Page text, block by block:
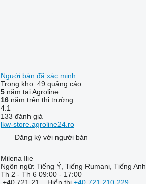
Người bán đã xác minh
Trong kho: 49 quảng cáo
5năm tại Agroline
16năm trên thị trường
4.1
133 đánh giá
lkw-store.agroline24.ro
Đăng ký với người bán
Milena Ilie
Ngôn ngữ: Tiếng Ý, Tiếng Rumani, Tiếng Anh
Th 2 - Th 6 09:00 - 17:00